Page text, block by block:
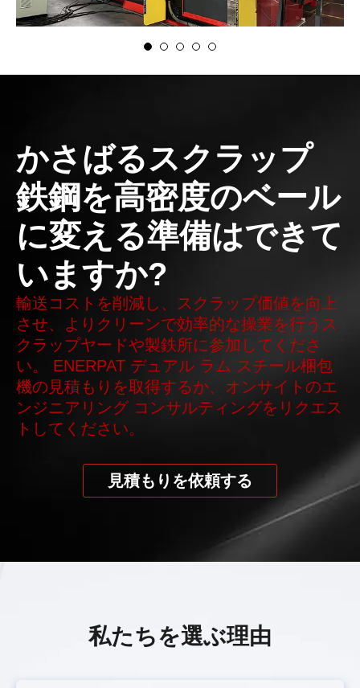
かさばるスクラップ
鉄鋼を高密度のベール
に変える準備はできて
いますか?
輸送コストを削減し、スクラップ価値を向上
させ、よりクリーンで効率的な操業を行うス
クラップヤードや製鉄所に参加してくださ
い。 ENERPAT デュアル ラム スチール梱包
機の見積もりを取得するか、オンサイトのエ
ンジニアリング コンサルティングをリクエス
トしてください。
見積もりを依頼する
私たちを選ぶ理由